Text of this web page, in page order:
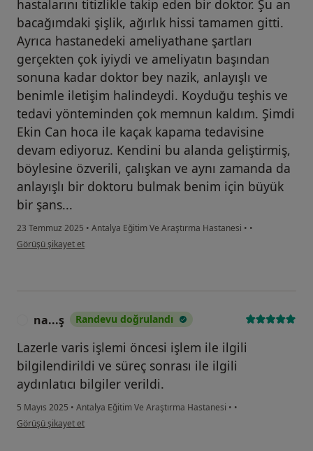
hastalarını titizlikle takip eden bir doktor. Şu an
bacağımdaki şişlik, ağırlık hissi tamamen gitti.
Ayrıca hastanedeki ameliyathane şartları
gerçekten çok iyiydi ve ameliyatın başından
sonuna kadar doktor bey nazik, anlayışlı ve
benimle iletişim halindeydi. Koyduğu teşhis ve
tedavi yönteminden çok memnun kaldım. Şimdi
Ekin Can hoca ile kaçak kapama tedavisine
devam ediyoruz. Kendini bu alanda geliştirmiş,
böylesine özverili, çalışkan ve aynı zamanda da
anlayışlı bir doktoru bulmak benim için büyük
bir şans...
23 Temmuz 2025 • Antalya Eğitim Ve Araştırma Hastanesi • •
kullanıcının görüşüne göre b.....
Görüşü şikayet et
na...ş Randevu doğrulandı
Lazerle varis işlemi öncesi işlem ile ilgili
bilgilendirildi ve süreç sonrası ile ilgili
aydınlatıcı bilgiler verildi.
5 Mayıs 2025 • Antalya Eğitim Ve Araştırma Hastanesi • •
kullanıcının görüşüne göre na...ş
Görüşü şikayet et